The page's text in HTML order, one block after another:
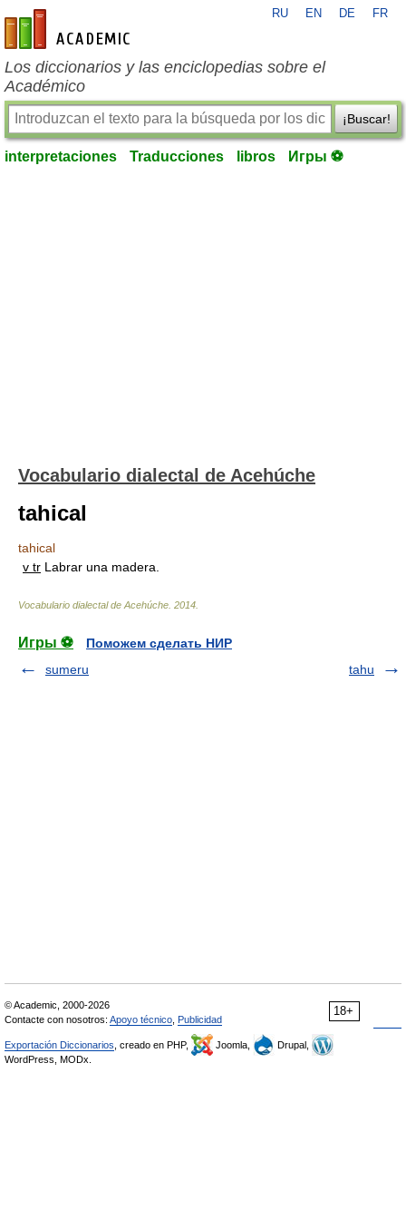
es-academic.com
RU EN DE FR
Los diccionarios y las enciclopedias sobre el
Académico
¡Buscar!
interpretaciones Traducciones libros Игры ⚽
Vocabulario dialectal de Acehúche
tahical
tahical
v tr Labrar una madera.
Vocabulario dialectal de Acehúche 2014
Игры ⚽
Поможем сделать НИР
sumeru
tahu
18+
© Academic, 2000-2026
Contacte con nosotros: Apoyo técnico Publicidad
Exportación Diccionarios , creado en PHP, Joomla,
Drupal,
WordPress, MODx.